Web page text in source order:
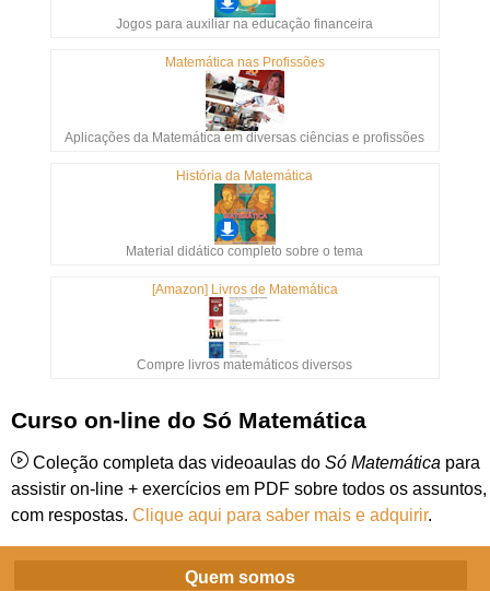
Jogos para auxiliar na educação financeira
Matemática nas Profissões
Aplicações da Matemática em diversas ciências e profissões
História da Matemática
Material didático completo sobre o tema
[Amazon] Livros de Matemática
Compre livros matemáticos diversos
Curso on-line do Só Matemática
Coleção completa das videoaulas do Só Matemática para
assistir on-line + exercícios em PDF sobre todos os assuntos,
com respostas. Clique aqui para saber mais e adquirir.
Quem somos